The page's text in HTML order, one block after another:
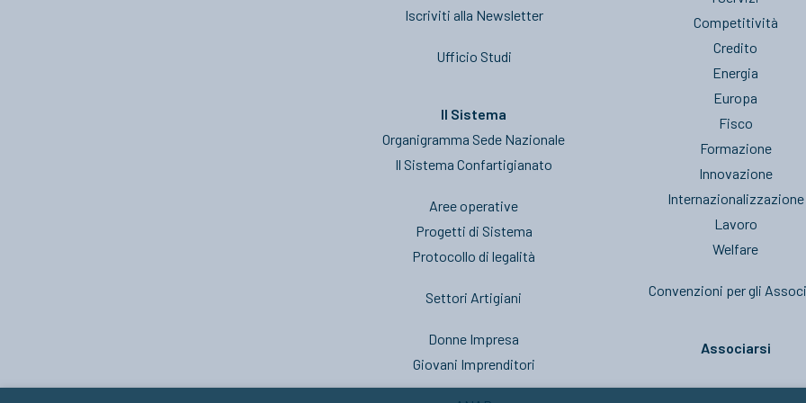
Iscriviti alla Newsletter
Ufficio Studi
Il Sistema
Organigramma Sede Nazionale
Il Sistema Confartigianato
Aree operative
Progetti di Sistema
Protocollo di legalità
Settori Artigiani
Donne Impresa
Giovani Imprenditori
Competitività
Credito
Energia
Europa
Fisco
Formazione
Innovazione
Internazionalizzazione
Lavoro
Welfare
Convenzioni per gli
Associarsi